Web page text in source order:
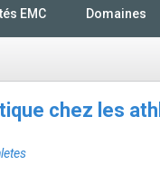
EMC Domaines
chez les